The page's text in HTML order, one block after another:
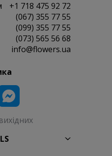
+1 718 475 92 72
(067) 355 77 55
(099) 355 77 55
(073) 565 56 68
info@flowers.ua